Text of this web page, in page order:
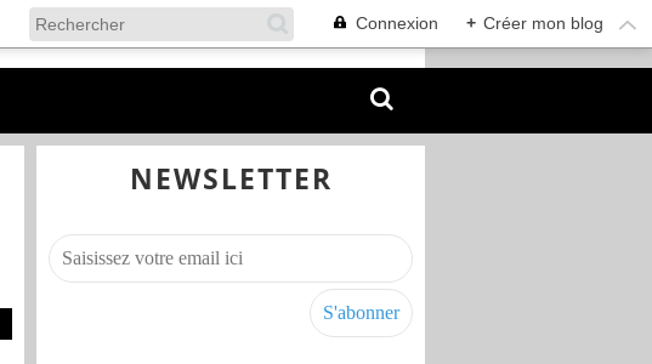
Connexion + Créer mon blog
NEWSLETTER